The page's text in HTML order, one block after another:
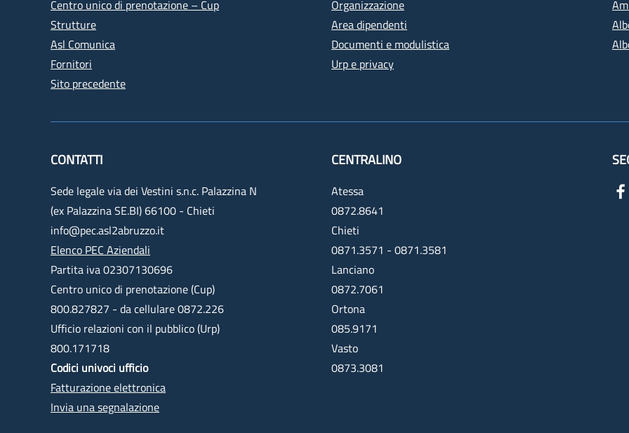
Centro unico di prenotazione – Cup
Strutture
Asl Comunica
Fornitori
Sito precedente
Organizzazione
Area dipendenti
Documenti e modulistica
Urp e privacy
CONTATTI
Sede legale via dei Vestini s.n.c. Palazzina N
(ex Palazzina SE.BI) 66100 - Chieti
info@pec.asl2abruzzo.it
Elenco PEC Aziendali
Partita iva 02307130696
Centro unico di prenotazione (Cup)
800.827827 - da cellulare 0872.226
Ufficio relazioni con il pubblico (Urp)
800.171718
Codici univoci ufficio
Fatturazione elettronica
Invia una segnalazione
CENTRALINO
Atessa
0872.8641
Chieti
0871.3571 - 0871.3581
Lanciano
0872.7061
Ortona
085.9171
Vasto
0873.3081